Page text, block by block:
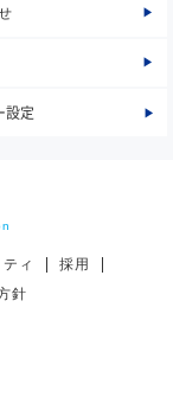
設定
ィ
採用
針